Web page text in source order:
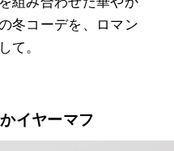
冬コーデを、ロマン
て。
イヤーマフ